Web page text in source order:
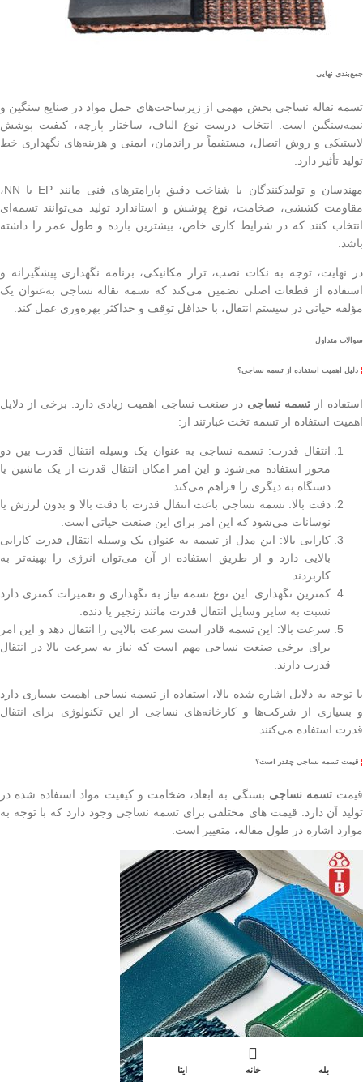
جمع‌بندی نهایی
تسمه نقاله نساجی بخش مهمی از زیرساخت‌های حمل مواد در صنایع سنگین و
نیمه‌سنگین است. انتخاب درست نوع الیاف، ساختار پارچه، کیفیت پوشش
لاستیکی و روش اتصال، مستقیماً بر راندمان، ایمنی و هزینه‌های نگهداری خط
تولید تأثیر دارد.
مهندسان و تولیدکنندگان با شناخت دقیق پارامترهای فنی مانند EP یا NN،
مقاومت کششی، ضخامت، نوع پوشش و استاندارد تولید می‌توانند تسمه‌ای
انتخاب کنند که در شرایط کاری خاص، بیشترین بازده و طول عمر را داشته
باشد.
در نهایت، توجه به نکات نصب، تراز مکانیکی، برنامه نگهداری پیشگیرانه و
استفاده از قطعات اصلی تضمین می‌کند که تسمه نقاله نساجی به‌عنوان یک
مؤلفه حیاتی در سیستم انتقال، با حداقل توقف و حداکثر بهره‌وری عمل کند.
سوالات متداول
¦ دلیل اهمیت استفاده از تسمه نساجی؟
استفاده از تسمه نساجی در صنعت نساجی اهمیت زیادی دارد. برخی از دلایل
اهمیت استفاده از تسمه تخت عبارتند از:
انتقال قدرت: تسمه نساجی به عنوان یک وسیله انتقال قدرت بین دو
محور استفاده می‌شود و این امر امکان انتقال قدرت از یک ماشین یا
دستگاه به دیگری را فراهم می‌کند.
دقت بالا: تسمه نساجی باعث انتقال قدرت با دقت بالا و بدون لرزش یا
نوسانات می‌شود که این امر برای این صنعت حیاتی است.
کارایی بالا: این مدل از تسمه به عنوان یک وسیله انتقال قدرت کارایی
بالایی دارد و از طریق استفاده از آن می‌توان انرژی را بهینه‌تر به
کاربردند.
کمترین نگهداری: این نوع تسمه نیاز به نگهداری و تعمیرات کمتری دارد
نسبت به سایر وسایل انتقال قدرت مانند زنجیر یا دنده.
سرعت بالا: این تسمه قادر است سرعت بالایی را انتقال دهد و این امر
برای برخی صنعت نساجی مهم است که نیاز به سرعت بالا در انتقال
قدرت دارند.
با توجه به دلایل اشاره شده بالا، استفاده از تسمه نساجی اهمیت بسیاری دارد
و بسیاری از شرکت‌ها و کارخانه‌های نساجی از این تکنولوژی برای انتقال
قدرت استفاده می‌کنند
¦ قیمت تسمه نساجی چقدر است؟
قیمتتسمه نساجی بستگی به ابعاد، ضخامت و کیفیت مواد استفاده شده در
تولید آن دارد. قیمت های مختلفی برای تسمه نساجی وجود دارد که با توجه به
موارد اشاره در طول مقاله، متغییر است.
بله خانه ایتا